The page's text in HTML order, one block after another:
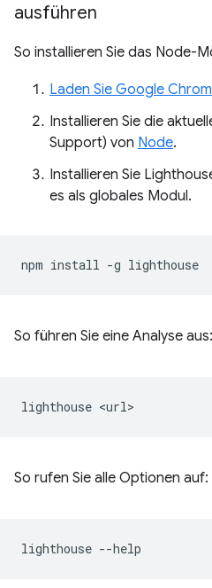
ausführen
So installieren Sie das Node-
Laden Sie Google
Installieren Sie die
Support) von Node.
Installieren Sie
es als globales Modul.
npm install -g
So führen Sie eine Analyse aus:
lighthouse
So rufen Sie alle Optionen auf:
lighthouse